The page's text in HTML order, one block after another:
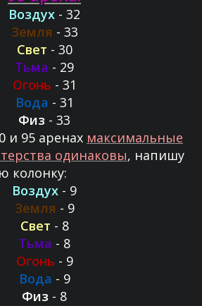
Воздух - 32
Земля - 33
Свет - 30
Тьма - 29
Огонь - 31
Вода - 31
Физ - 33
и 95 аренах максимальные
одинаковы, напишу
колонку:
Воздух - 9
Земля - 9
Свет - 8
Тьма - 8
Огонь - 9
Вода - 9
Физ - 8